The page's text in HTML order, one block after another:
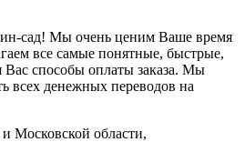
сад! Мы очень ценим Ваше время
все самые понятные, быстрые,
Вас способы оплаты заказа. Мы
всех денежных переводов на
Московской области,